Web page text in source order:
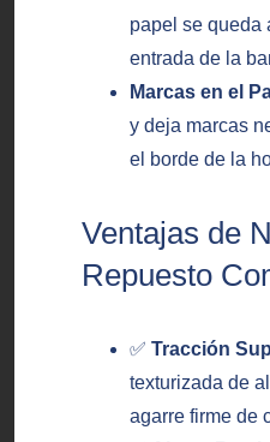
papel se queda
entrada de la
Marcas en el
y deja marcas
el borde de la
Ventajas de
Repuesto
✅Tracción
texturizada de
agarre firme de